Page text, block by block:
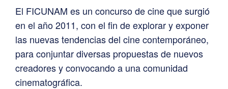
El FICUNAM es un concurso de cine que surgió
en el año 2011, con el fin de explorar y exponer
las nuevas tendencias del cine contemporáneo,
para conjuntar diversas propuestas de nuevos
creadores y convocando a una comunidad
cinematográfica.